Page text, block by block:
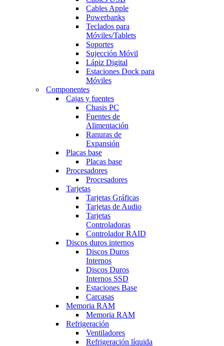
Cables Apple
Powerbanks
Teclados para
Móviles/Tablets
Soportes
Sujección Móvil
Lápiz Digital
Estaciones Dock para
Móviles
Componentes
Cajas y fuentes
Chasis PC
Fuentes de
Alimentación
Ranuras de
Expansión
Placas base
Placas base
Procesadores
Procesadores
Tarjetas
Tarjetas Gráficas
Tarjetas de Audio
Tarjetas
Controladoras
Controlador RAID
Discos duros internos
Discos Duros
Internos
Discos Duros
Internos SSD
Estaciones Base
Carcasas
Memoria RAM
Memoria RAM
Refrigeración
Ventiladores
Refrigeración líquida